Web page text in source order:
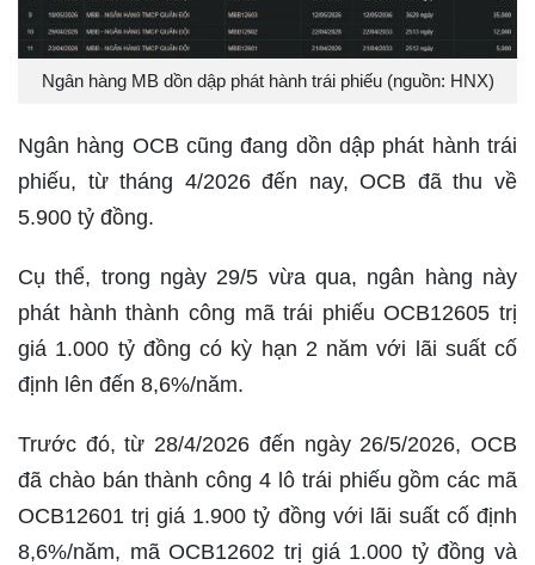
Ngân hàng MB dồn dập phát hành trái phiếu (nguồn: HNX)
Ngân hàng OCB cũng đang dồn dập phát hành trái
phiếu, từ tháng 4/2026 đến nay, OCB đã thu về
5.900 tỷ đồng.
Cụ thể, trong ngày 29/5 vừa qua, ngân hàng này
phát hành thành công mã trái phiếu OCB12605 trị
giá 1.000 tỷ đồng có kỳ hạn 2 năm với lãi suất cố
định lên đến 8,6%/năm.
Trước đó, từ 28/4/2026 đến ngày 26/5/2026, OCB
đã chào bán thành công 4 lô trái phiếu gồm các mã
OCB12601 trị giá 1.900 tỷ đồng với lãi suất cố định
8,6%/năm, mã OCB12602 trị giá 1.000 tỷ đồng và